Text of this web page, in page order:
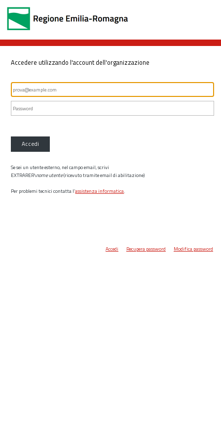
Accedere utilizzando l'account dell'organizzazione
Accedi
Se sei un utente esterno, nel campo email, scrivi
EXTRARER\nome utente(ricevuto tramite email di abilitazione)
Per problemi tecnici contatta l’assistenza informatica.
Accedi Recupera password Modifica password